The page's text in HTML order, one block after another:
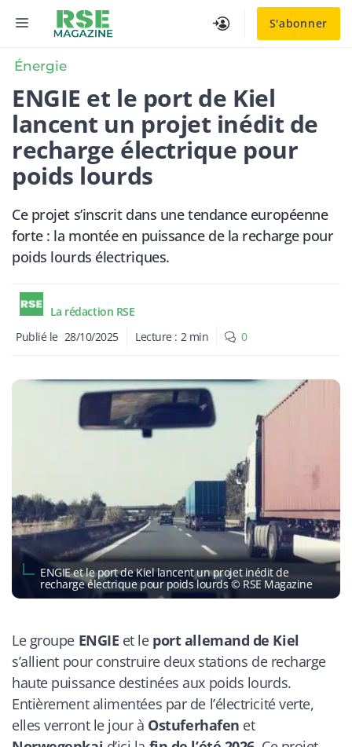
S'abonner
MENU
Énergie
ENGIE et le port de Kiel
lancent un projet inédit de
recharge électrique pour
poids lourds
Ce projet s’inscrit dans une tendance européenne
forte : la montée en puissance de la recharge pour
poids lourds électriques.
La rédaction RSE
Publié le 28/10/2025 Lecture : 2 min 0
ENGIE et le port de Kiel lancent un projet inédit de
recharge électrique pour poids lourds © RSE Magazine
Le groupe ENGIE et le port allemand de Kiel
s’allient pour construire deux stations de recharge
haute puissance destinées aux poids lourds.
Entièrement alimentées par de l’électricité verte,
elles verront le jour à Ostuferhafen et